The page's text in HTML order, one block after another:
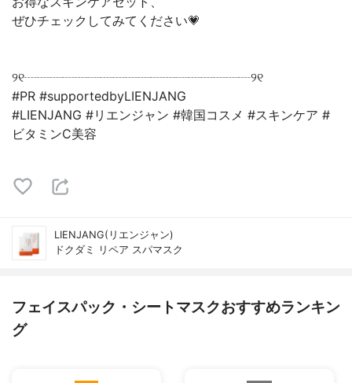
ぜひチェックしてみてください💗
୨୧┈┈┈┈┈┈┈┈┈┈┈┈┈┈┈┈┈┈୨୧
#PR #supportedbyLIENJANG
#LIENJANG #リエンジャン #韓国コスメ #スキンケア #
ビタミンC美容
LIENJANG(リエンジャン)
ドクダミ リペア スパマスク
フェイスパック・シートマスクおすすめランキン
グ